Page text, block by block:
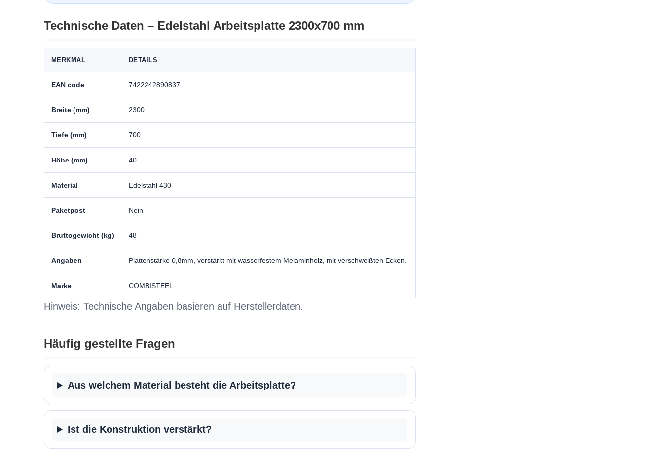
Technische Daten – Edelstahl Arbeitsplatte 2300x700 mm
MERKMAL DETAILS
EAN code 7422242890837
Breite (mm) 2300
Tiefe (mm) 700
Höhe (mm) 40
Material Edelstahl 430
Paketpost Nein
Bruttogewicht (kg) 48
Angaben Plattenstärke 0,8mm, verstärkt mit wasserfestem Melaminholz, mit verschweißten Ecken.
Marke COMBISTEEL
Hinweis: Technische Angaben basieren auf Herstellerdaten.
Häufig gestellte Fragen
Aus welchem Material besteht die Arbeitsplatte?
Ist die Konstruktion verstärkt?